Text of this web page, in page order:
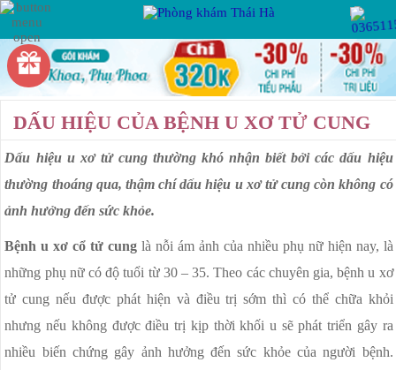
Hotline: Miễn phí tư vấn
PHỤ KHOA
VIÊM PHỤ KHOA
VIÊM VÙNG CHẬU
VIÊM ỐNG DẪN TRỨNG
VIÊM BUỒNG TRỨNG
U XƠ CỔ TỬ CUNG
RỐI LOẠN KINH NGUYỆT
KHÍ HƯ BẤT THƯỜNG
BỆNH XÃ HỘI
GIA ĐÌNH
BỆNH HẬU MÔN
DẤU HIỆU CỦA BỆNH U XƠ TỬ CUNG
Dấu hiệu u xơ tử cung thường khó nhận biết bởi các dấu hiệu
thường thoáng qua, thậm chí dấu hiệu u xơ tử cung còn không có
ảnh hưởng đến sức khỏe.
Bệnh u xơ cổ tử cung là nỗi ám ảnh của nhiều phụ nữ hiện nay, là
những phụ nữ có độ tuổi từ 30 – 35. Theo các chuyên gia, bệnh u xơ
tử cung nếu được phát hiện và điều trị sớm thì có thể chữa khỏi
nhưng nếu không được điều trị kịp thời khối u sẽ phát triển gây ra
nhiều biến chứng gây ảnh hưởng đến sức khỏe của người bệnh.